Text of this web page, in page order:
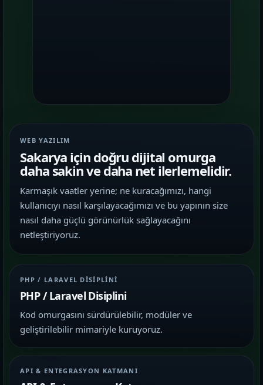
WEB YAZILIM
Sakarya için doğru dijital omurga
daha sakin ve daha net ilerlemelidir.
Karmaşık vaatler yerine; ne kuracağımızı, hangi
kullanıcıyı nasıl karşılayacağımızı ve bu yapının size
nasıl daha güçlü görünürlük sağlayacağını
netleştiriyoruz.
PHP / LARAVEL DISIPLINI
PHP / Laravel Disiplini
Kod omurgasını sürdürülebilir, modüler ve
geliştirilebilir mimariyle kuruyoruz.
API & ENTEGRASYON KATMANI